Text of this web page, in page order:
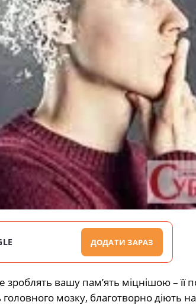
ДОДАТИ ЗАРАЗ
зроблять вашу пам’ять міцнішою – її
мозку, благотворно діють